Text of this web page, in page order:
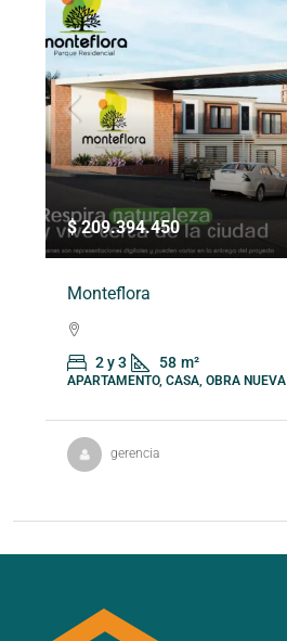
$ 209.394.450
Monteflora
2 y 3 58 m²
APARTAMENTO, CASA, OBRA NUEVA
gerencia